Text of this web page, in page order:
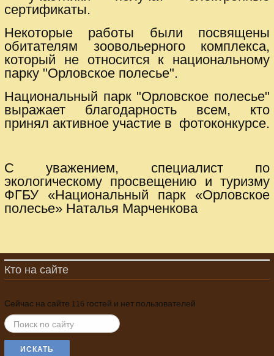
сертификаты.
Некоторые работы были посвящены
обитателям зоовольерного комплекса,
который не относится к национальному
парку "Орловское полесье".
Национальный парк "Орловское полесье"
выражает благодарность всем, кто
принял активное участие в фотоконкурсе.
С уважением, специалист по
экологическому просвещению и туризму
ФГБУ «Национальный парк «Орловское
полесье» Наталья Марченкова
Кто на сайте
Сейчас на сайте 116 гостей и нет пользователей
ИСКАТЬ...
ИСКАТЬ